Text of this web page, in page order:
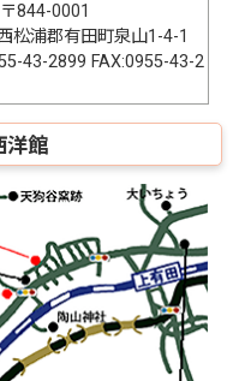
844-0001
松浦郡有田町泉山1-4-1
43-2899 FAX:0955-43-2
洋館